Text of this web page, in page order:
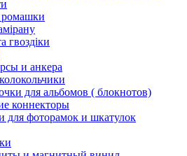
гвоздіки
и анкера
для альбомов ( блокнотов)
коннекторы
для фоторамок и шкатулок